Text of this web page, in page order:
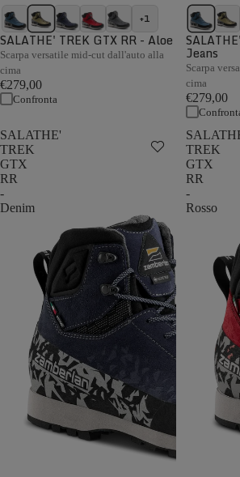
+1
SALATHE' TREK GTX RR - Aloe
Scarpa versatile mid-cut dall'auto alla
cima
€279,00
Confronta
Jeans
Scarpa
cima
€279,00
SALATHE'
TREK
GTX
RR
-
Denim
TREK
GTX
RR
-
Rosso